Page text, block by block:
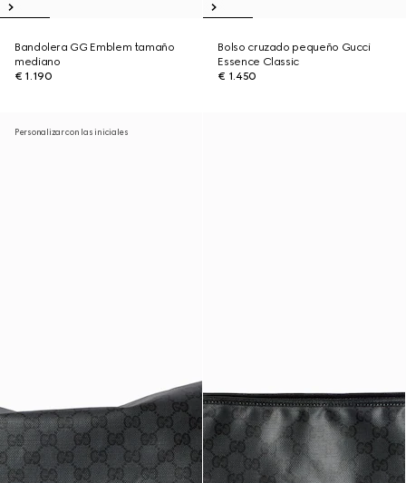
Bandolera GG Emblem tamaño
mediano
€ 1.190
Bolso cruzado pequeño Gucci
Essence Classic
€ 1.450
Personalizar con las iniciales